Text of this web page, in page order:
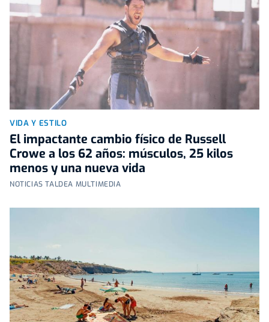
VIDA Y ESTILO
El impactante cambio físico de Russell
Crowe a los 62 años: músculos, 25 kilos
menos y una nueva vida
NOTICIAS TALDEA MULTIMEDIA